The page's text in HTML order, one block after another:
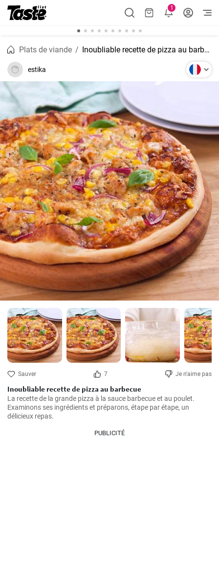
1
Plats de viande Inoubliable recette de pizza au barbecue
estika
Sauver 7 Je n'aime pas
Inoubliable recette de pizza au barbecue
La recette de la grande pizza à la sauce barbecue et au poulet.
Examinons ses ingrédients et préparons, étape par étape, un
délicieux repas.
PUBLICITÉ